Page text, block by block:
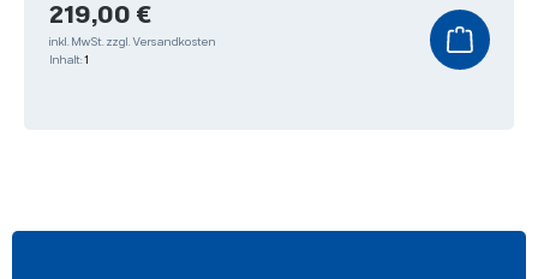
Regulärer Preis:
219,00 €
inkl. MwSt. zzgl. Versandkosten
Inhalt: 1